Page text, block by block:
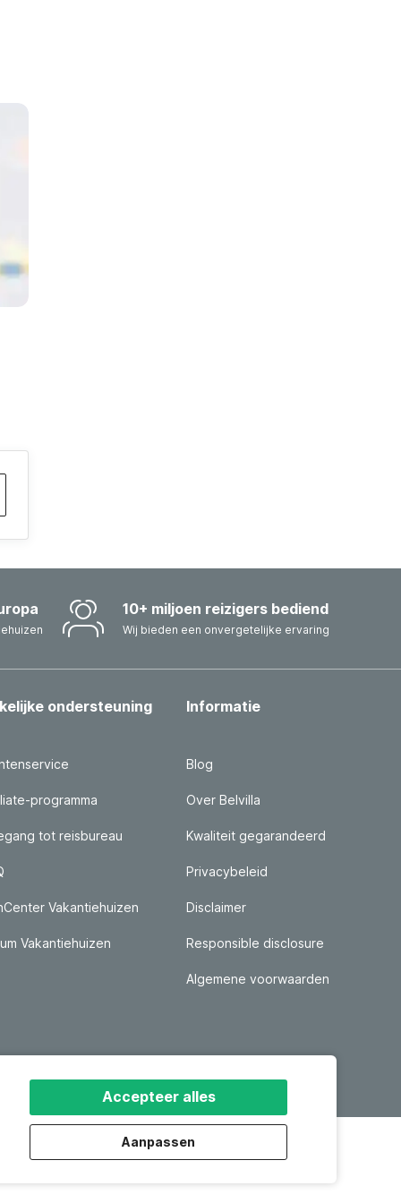
Accepteer alles
Aanpassen
10+ miljoen reizigers bediend
Wij bieden een onvergetelijke ervaring
ondersteuning
programma
tot reisbureau
Vakantiehuizen
Vakantiehuizen
Informatie
Blog
Over Belvilla
Kwaliteit gegarandeerd
Privacybeleid
Disclaimer
Responsible disclosure
Algemene voorwaarden